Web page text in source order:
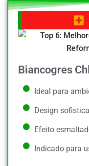
Biancogres
Ideal para
Design
Efeito
Indicado para